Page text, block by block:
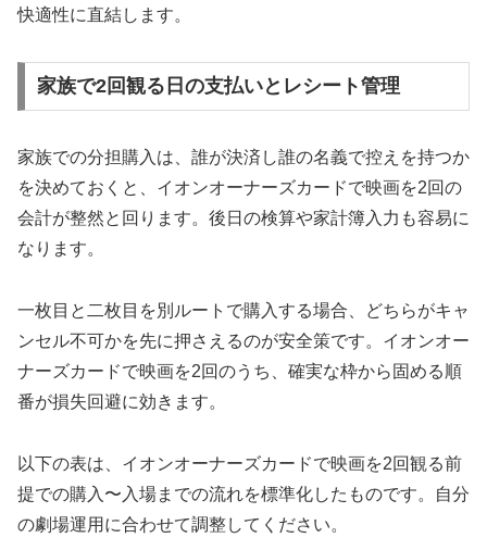
快適性に直結します。
家族で2回観る日の支払いとレシート管理
家族での分担購入は、誰が決済し誰の名義で控えを持つか
を決めておくと、イオンオーナーズカードで映画を2回の
会計が整然と回ります。後日の検算や家計簿入力も容易に
なります。
一枚目と二枚目を別ルートで購入する場合、どちらがキャ
ンセル不可かを先に押さえるのが安全策です。イオンオー
ナーズカードで映画を2回のうち、確実な枠から固める順
番が損失回避に効きます。
以下の表は、イオンオーナーズカードで映画を2回観る前
提での購入〜入場までの流れを標準化したものです。自分
の劇場運用に合わせて調整してください。